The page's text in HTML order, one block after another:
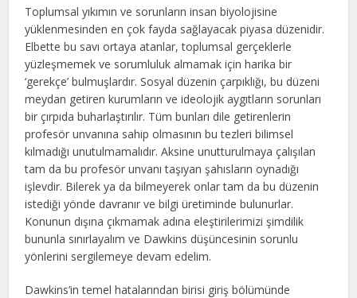
Toplumsal yıkımın ve sorunların insan biyolojisine
yüklenmesinden en çok fayda sağlayacak piyasa düzenidir.
Elbette bu savı ortaya atanlar, toplumsal gerçeklerle
yüzleşmemek ve sorumluluk almamak için harika bir
‘gerekçe’ bulmuşlardır. Sosyal düzenin çarpıklığı, bu düzeni
meydan getiren kurumların ve ideolojik aygıtların sorunları
bir çırpıda buharlaştırılır. Tüm bunları dile getirenlerin
profesör unvanına sahip olmasının bu tezleri bilimsel
kılmadığı unutulmamalıdır. Aksine unutturulmaya çalışılan
tam da bu profesör unvanı taşıyan şahısların oynadığı
işlevdir. Bilerek ya da bilmeyerek onlar tam da bu düzenin
istediği yönde davranır ve bilgi üretiminde bulunurlar.
Konunun dışına çıkmamak adına eleştirilerimizi şimdilik
bununla sınırlayalım ve Dawkins düşüncesinin sorunlu
yönlerini sergilemeye devam edelim.
Dawkins’in temel hatalarından birisi giriş bölümünde